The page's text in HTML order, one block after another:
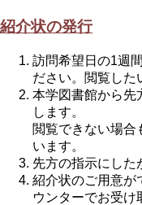
紹介状の発行
訪問希望日の1週
ださい。閲覧した
本学図書館から先
します。
閲覧できない場合
います。
先方の指示にした
紹介状のご用意が
ウンターでお受け